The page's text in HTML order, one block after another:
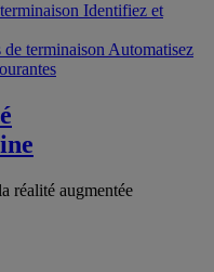
Identifiez et
terminaison Automatisez
réalité augmentée